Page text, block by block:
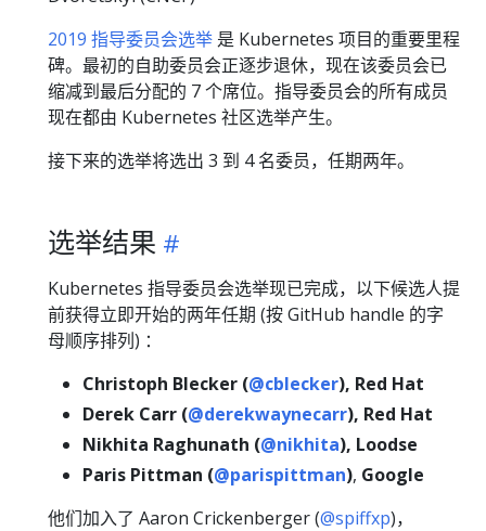
2019 指导委员会选举 是 Kubernetes 项目的重要里程
碑。最初的自助委员会正逐步退休，现在该委员会已
缩减到最后分配的 7 个席位。指导委员会的所有成员
现在都由 Kubernetes 社区选举产生。
接下来的选举将选出 3 到 4 名委员，任期两年。
选举结果
Kubernetes 指导委员会选举现已完成，以下候选人提
前获得立即开始的两年任期 (按 GitHub handle 的字
母顺序排列) ：
Christoph Blecker (@cblecker), Red Hat
Derek Carr (@derekwaynecarr), Red Hat
Nikhita Raghunath (@nikhita), Loodse
Paris Pittman (@parispittman), Google
他们加入了 Aaron Crickenberger (@spiffxp)，